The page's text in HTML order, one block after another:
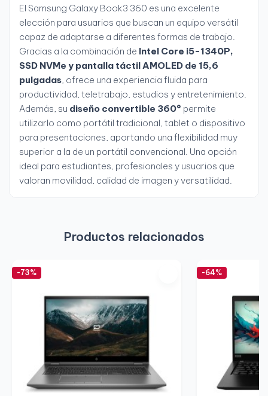
El Samsung Galaxy Book3 360 es una excelente
elección para usuarios que buscan un equipo versátil
capaz de adaptarse a diferentes formas de trabajo.
Gracias a la combinación de Intel Core i5-1340P,
SSD NVMe y pantalla táctil AMOLED de 15,6
pulgadas, ofrece una experiencia fluida para
productividad, teletrabajo, estudios y entretenimiento.
Además, su diseño convertible 360° permite
utilizarlo como portátil tradicional, tablet o dispositivo
para presentaciones, aportando una flexibilidad muy
superior a la de un portátil convencional. Una opción
ideal para estudiantes, profesionales y usuarios que
valoran movilidad, calidad de imagen y versatilidad.
Productos relacionados
-73% -64%